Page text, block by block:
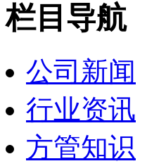
栏目导航
公司新闻
行业资讯
方管知识